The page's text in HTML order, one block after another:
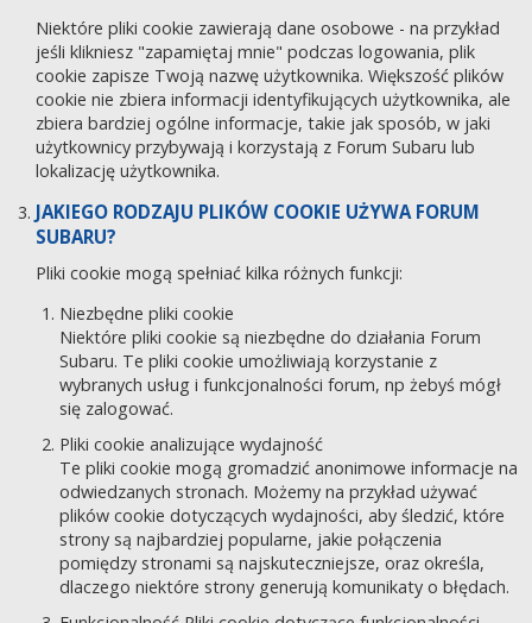
Niektóre pliki cookie zawierają dane osobowe - na przykład
jeśli klikniesz "zapamiętaj mnie" podczas logowania, plik
cookie zapisze Twoją nazwę użytkownika. Większość plików
cookie nie zbiera informacji identyfikujących użytkownika, ale
zbiera bardziej ogólne informacje, takie jak sposób, w jaki
użytkownicy przybywają i korzystają z Forum Subaru lub
lokalizację użytkownika.
JAKIEGO RODZAJU PLIKÓW COOKIE UŻYWA FORUM
SUBARU?
Pliki cookie mogą spełniać kilka różnych funkcji:
Niezbędne pliki cookie
Niektóre pliki cookie są niezbędne do działania Forum
Subaru. Te pliki cookie umożliwiają korzystanie z
wybranych usług i funkcjonalności forum, np żebyś mógł
się zalogować.
Pliki cookie analizujące wydajność
Te pliki cookie mogą gromadzić anonimowe informacje na
odwiedzanych stronach. Możemy na przykład używać
plików cookie dotyczących wydajności, aby śledzić, które
strony są najbardziej popularne, jakie połączenia
pomiędzy stronami są najskuteczniejsze, oraz określa,
dlaczego niektóre strony generują komunikaty o błędach.